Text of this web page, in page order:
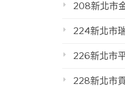
208新北市
224新北市
226新北市
228新北市